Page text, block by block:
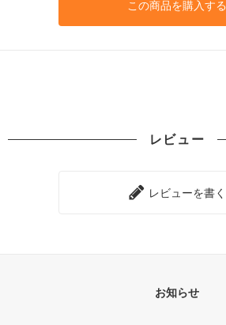
この商品を購入する
レビュー
レビューを書く
お知らせ